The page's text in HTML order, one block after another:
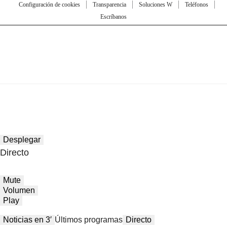
Configuración de cookies
Transparencia Soluciones W
Teléfonos
Escríbanos
Desplegar
Directo
Mute
Volumen
Play
Noticias en 3′ Últimos programas Directo